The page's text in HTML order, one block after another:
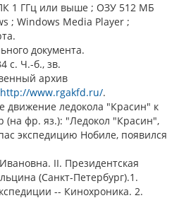
1 ГГц или выше ; ОЗУ 512 МБ
; Windows Media Player ;
документа.
с. Ч.-б., зв.
архив
http://www.rgakfd.ru/.
движение ледокола "Красин" к
(на фр. яз.): "Ледокол "Красин",
экспедицию Нобиле, появился
II. Президентская
(Санкт-Петербург).1.
-- Кинохроника. 2.